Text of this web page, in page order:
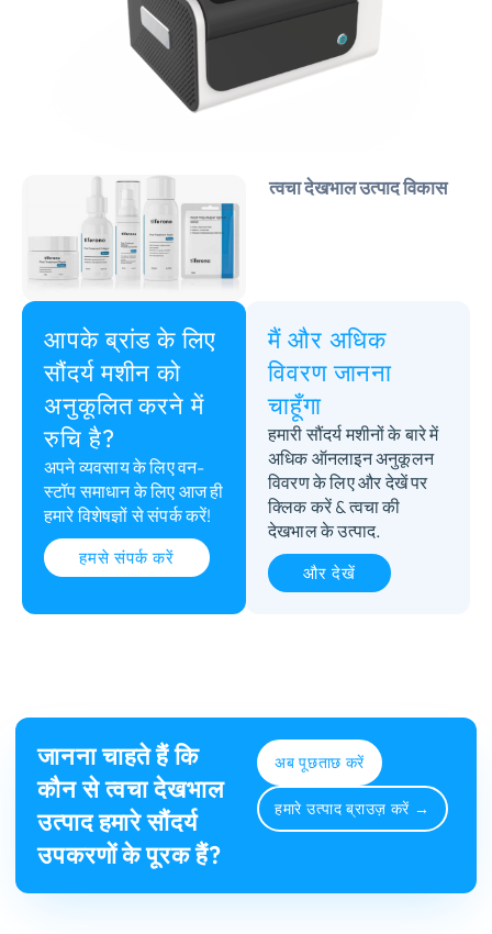
त्वचा देखभाल उत्पाद विकास
आपके ब्रांड के लिए
सौंदर्य मशीन को
अनुकूलित करने में
रुचि है?
अपने व्यवसाय के लिए वन-
स्टॉप समाधान के लिए आज ही
हमारे विशेषज्ञों से संपर्क करें!
हमसे संपर्क करें
मैं और अधिक
विवरण जानना
चाहूँगा
हमारी सौंदर्य मशीनों के बारे में
अधिक ऑनलाइन अनुकूलन
विवरण के लिए और देखें पर
क्लिक करें & त्वचा की
देखभाल के उत्पाद.
और देखें
जानना चाहते हैं कि
कौन से त्वचा देखभाल
उत्पाद हमारे सौंदर्य
उपकरणों के पूरक हैं?
अब पूछताछ करें
हमारे उत्पाद ब्राउज़ करें →